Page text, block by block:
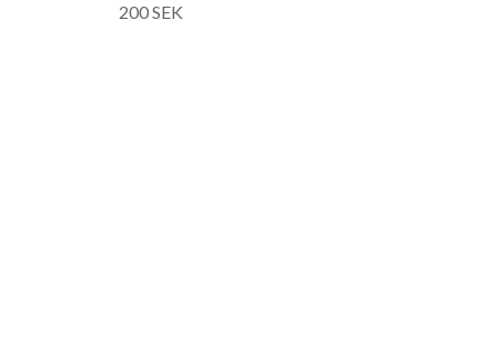
200 SEK